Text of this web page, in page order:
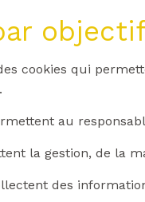
cookies qui
au
la gestion, de la
des